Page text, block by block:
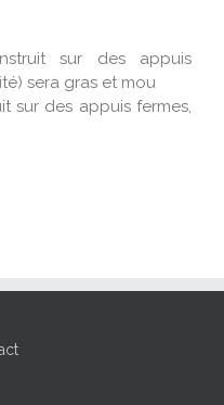
sur des appuis
sera gras et mou
sur des appuis fermes,